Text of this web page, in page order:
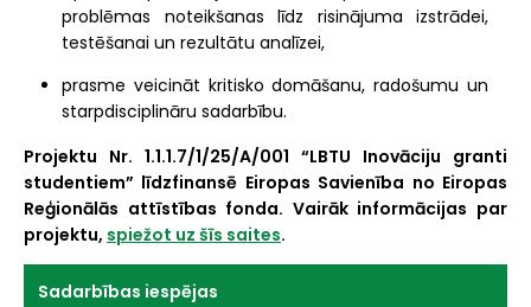
problēmas noteikšanas līdz risinājuma izstrādei,
testēšanai un rezultātu analīzei,
prasme veicināt kritisko domāšanu, radošumu un
starpdisciplināru sadarbību.
Projektu Nr. 1.1.1.7/1/25/A/001 “LBTU Inovāciju granti
studentiem” līdzfinansē Eiropas Savienība no Eiropas
Reģionālās attīstības fonda. Vairāk informācijas par
projektu, spiežot uz šīs saites.
Sadarbības iespējas